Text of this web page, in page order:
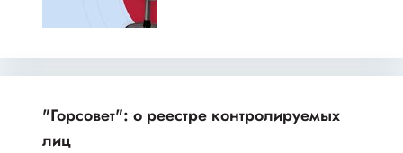
"Горсовет": о реестре контролируемых
лиц